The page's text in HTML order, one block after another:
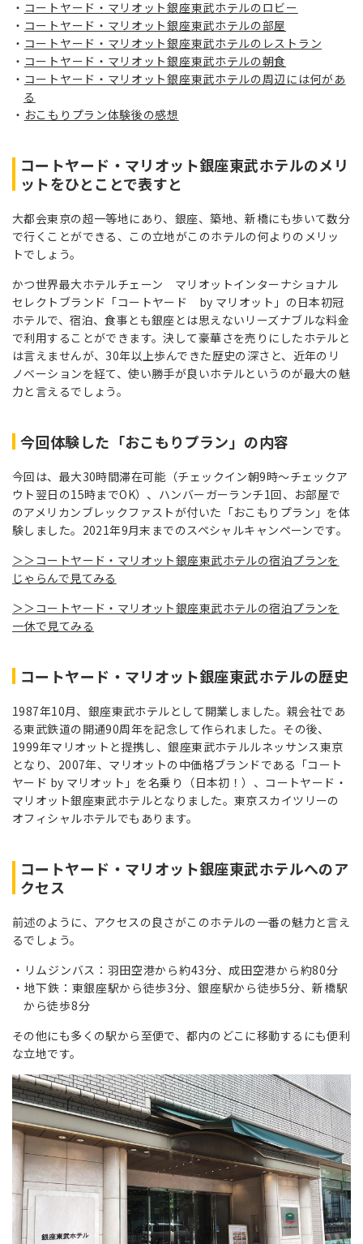
コートヤード・マリオット銀座東武ホテルのロビー
コートヤード・マリオット銀座東武ホテルの部屋
コートヤード・マリオット銀座東武ホテルのレストラン
コートヤード・マリオット銀座東武ホテルの朝食
コートヤード・マリオット銀座東武ホテルの周辺には何があ
る
おこもりプラン体験後の感想
コートヤード・マリオット銀座東武ホテルのメリ
ットをひとことで表すと
大都会東京の超一等地にあり、銀座、築地、新橋にも歩いて数分
で行くことができる、この立地がこのホテルの何よりのメリッ
トでしょう。
かつ世界最大ホテルチェーン マリオットインターナショナル
セレクトブランド「コートヤード by マリオット」の日本初冠
ホテルで、宿泊、食事とも銀座とは思えないリーズナブルな料金
で利用することができます。決して豪華さを売りにしたホテルと
は言えませんが、30年以上歩んできた歴史の深さと、近年のリ
ノベーションを経て、使い勝手が良いホテルというのが最大の魅
力と言えるでしょう。
今回体験した「おこもりプラン」の内容
今回は、最大30時間滞在可能（チェックイン朝9時～チェックア
ウト翌日の15時までOK）、ハンバーガーランチ1回、お部屋で
のアメリカンブレックファストが付いた「おこもりプラン」を体
験しました。2021年9月末までのスペシャルキャンペーンです。
＞＞コートヤード・マリオット銀座東武ホテルの宿泊プランを
じゃらんで見てみる
＞＞コートヤード・マリオット銀座東武ホテルの宿泊プランを
一休で見てみる
コートヤード・マリオット銀座東武ホテルの歴史
1987年10月、銀座東武ホテルとして開業しました。親会社であ
る東武鉄道の開通90周年を記念して作られました。その後、
1999年マリオットと提携し、銀座東武ホテルルネッサンス東京
となり、2007年、マリオットの中価格ブランドである「コート
ヤード by マリオット」を名乗り（日本初！）、コートヤード・
マリオット銀座東武ホテルとなりました。東京スカイツリーの
オフィシャルホテルでもあります。
コートヤード・マリオット銀座東武ホテルへのア
クセス
前述のように、アクセスの良さがこのホテルの一番の魅力と言え
るでしょう。
リムジンバス：羽田空港から約43分、成田空港から約80分
地下鉄：東銀座駅から徒歩3分、銀座駅から徒歩5分、新橋駅
から徒歩8分
その他にも多くの駅から至便で、都内のどこに移動するにも便利
な立地です。